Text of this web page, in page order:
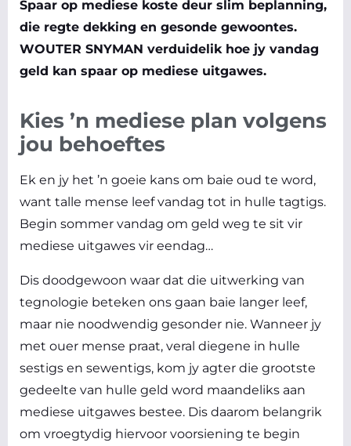
Spaar op mediese koste deur slim beplanning,
die regte dekking en gesonde gewoontes.
WOUTER SNYMAN verduidelik hoe jy vandag
geld kan spaar op mediese uitgawes.
Kies ’n mediese plan volgens
jou behoeftes
Ek en jy het ’n goeie kans om baie oud te word,
want talle mense leef vandag tot in hulle tagtigs.
Begin sommer vandag om geld weg te sit vir
mediese uitgawes vir eendag…
Dis doodgewoon waar dat die uitwerking van
tegnologie beteken ons gaan baie langer leef,
maar nie noodwendig gesonder nie. Wanneer jy
met ouer mense praat, veral diegene in hulle
sestigs en sewentigs, kom jy agter die grootste
gedeelte van hulle geld word maandeliks aan
mediese uitgawes bestee. Dis daarom belangrik
om vroegtydig hiervoor voorsiening te begin